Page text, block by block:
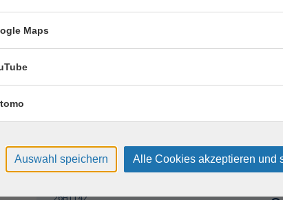
Krieg ohne Ende? Warum Putins Angriff auf
26H1142
Maps
Auswahl speichern Alle Cookies akzeptieren und